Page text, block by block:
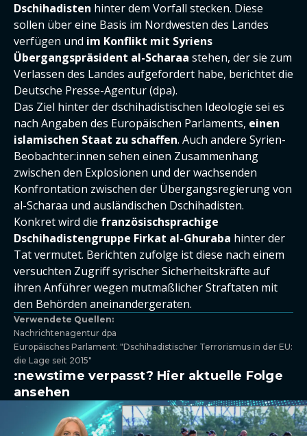
Dschihadisten hinter dem Vorfall stecken. Diese
sollen über eine Basis im Nordwesten des Landes
verfügen und im Konflikt mit Syriens
Übergangspräsident al-Scharaa stehen, der sie zum
Verlassen des Landes aufgefordert habe, berichtet die
Deutsche Presse-Agentur (dpa).
Das Ziel hinter der dschihadistischen Ideologie sei es
nach Angaben des Europäischen Parlaments, einen
islamischen Staat zu schaffen. Auch andere Syrien-
Beobachter:innen sehen einen Zusammenhang
zwischen den Explosionen und der wachsenden
Konfrontation zwischen der Übergangsregierung von
al-Scharaa und ausländischen Dschihadisten.
Konkret wird die französischsprachige
Dschihadistengruppe Firkat al-Ghuraba hinter der
Tat vermutet. Berichten zufolge ist diese nach einem
versuchten Zugriff syrischer Sicherheitskräfte auf
ihren Anführer wegen mutmaßlicher Straftaten mit
den Behörden aneinandergeraten.
Verwendete Quellen:
Nachrichtenagentur dpa
Europäisches Parlament: "Dschihadistischer Terrorismus in der EU:
die Lage seit 2015"
:newstime verpasst? Hier aktuelle Folge
ansehen